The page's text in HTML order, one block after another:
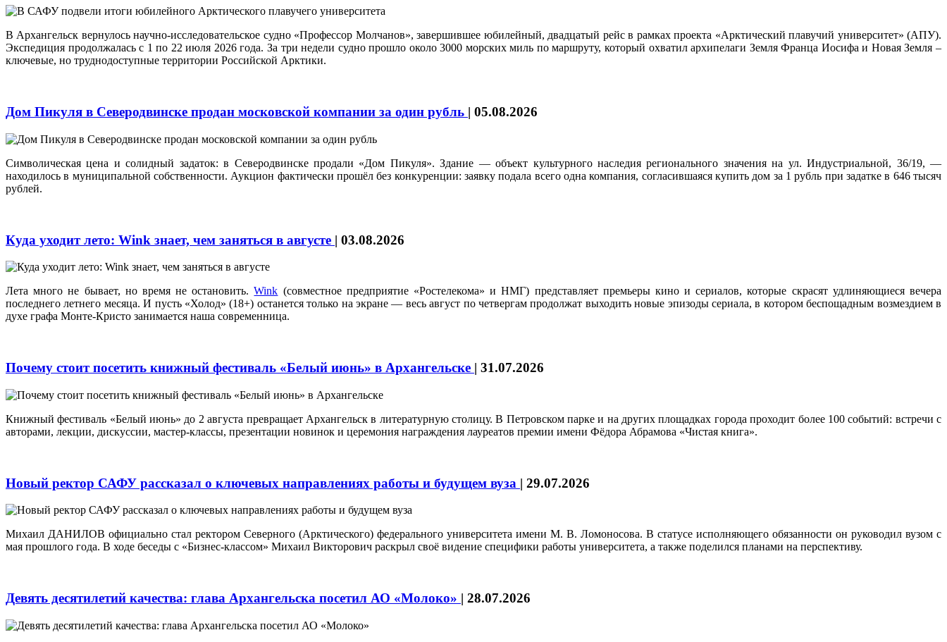
В Архангельск вернулось научно-исследовательское судно «Профессор Молчанов», завершившее юбилейный, двадцатый рейс в рамках проекта «Арктический плавучий университет» (АПУ).
Экспедиция продолжалась с 1 по 22 июля 2026 года. За три недели судно прошло около 3000 морских миль по маршруту, который охватил архипелаги Земля Франца Иосифа и Новая Земля –
ключевые, но труднодоступные территории Российской Арктики.
Дом Пикуля в Северодвинске продан московской компании за один рубль | 05.08.2026
Символическая цена и солидный задаток: в Северодвинске продали «Дом Пикуля». Здание — объект культурного наследия регионального значения на ул. Индустриальной, 36/19, —
находилось в муниципальной собственности. Аукцион фактически прошёл без конкуренции: заявку подала всего одна компания, согласившаяся купить дом за 1 рубль при задатке в 646 тысяч
рублей.
Куда уходит лето: Wink знает, чем заняться в августе | 03.08.2026
Лета много не бывает, но время не остановить.Wink (совместное предприятие «Ростелекома» и НМГ) представляет премьеры кино и сериалов, которые скрасят удлиняющиеся вечера
последнего летнего месяца. И пусть «Холод» (18+) останется только на экране — весь август по четвергам продолжат выходить новые эпизоды сериала, в котором беспощадным возмездием в
духе графа Монте-Кристо занимается наша современница.
Почему стоит посетить книжный фестиваль «Белый июнь» в Архангельске | 31.07.2026
Книжный фестиваль «Белый июнь» до 2 августа превращает Архангельск в литературную столицу. В Петровском парке и на других площадках города проходит более 100 событий: встречи с
авторами, лекции, дискуссии, мастер‑классы, презентации новинок и церемония награждения лауреатов премии имени Фёдора Абрамова «Чистая книга».
Новый ректор САФУ рассказал о ключевых направлениях работы и будущем вуза | 29.07.2026
Михаил ДАНИЛОВ официально стал ректором Северного (Арктического) федерального университета имени М. В. Ломоносова. В статусе исполняющего обязанности он руководил вузом с
мая прошлого года. В ходе беседы с «Бизнес-классом» Михаил Викторович раскрыл своё видение специфики работы университета, а также поделился планами на перспективу.
Девять десятилетий качества: глава Архангельска посетил АО «Молоко» | 28.07.2026